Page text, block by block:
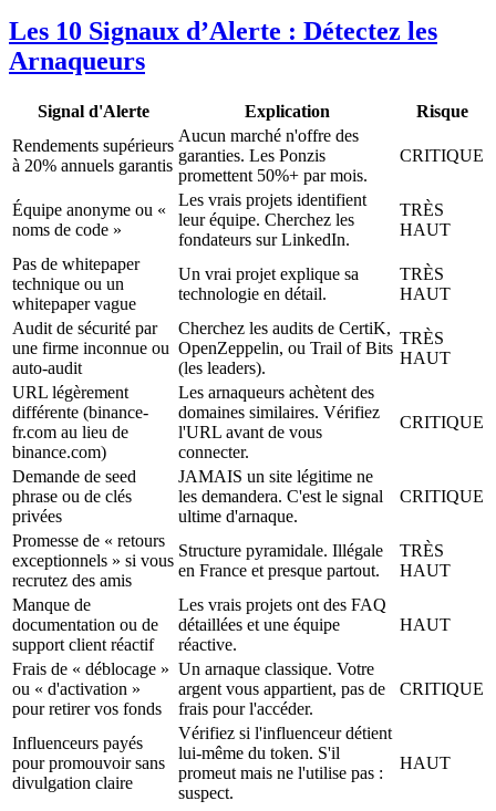
Les 10 Signaux d’Alerte : Détectez les
Arnaqueurs
Signal d'Alerte Explication
Risque
Rendements supérieurs
à 20% annuels garantis
Aucun marché n'offre des
garanties. Les Ponzis
promettent 50%+ par mois.
CRITIQUE
Équipe anonyme ou «
noms de code »
Les vrais projets identifient
leur équipe. Cherchez les
fondateurs sur LinkedIn.
TRÈS
HAUT
Pas de whitepaper
technique ou un
whitepaper vague
Un vrai projet explique sa
technologie en détail.
TRÈS
HAUT
Audit de sécurité par
une firme inconnue ou
auto-audit
Cherchez les audits de CertiK,
OpenZeppelin, ou Trail of Bits
(les leaders).
TRÈS
HAUT
URL légèrement
différente (binance-
fr.com au lieu de
binance.com)
Les arnaqueurs achètent des
domaines similaires. Vérifiez
l'URL avant de vous
connecter.
CRITIQUE
Demande de seed
phrase ou de clés
privées
JAMAIS un site légitime ne
les demandera. C'est le signal
ultime d'arnaque.
CRITIQUE
Promesse de « retours
exceptionnels » si vous
recrutez des amis
Structure pyramidale. Illégale
en France et presque partout.
TRÈS
HAUT
Manque de
documentation ou de
support client réactif
Les vrais projets ont des FAQ
détaillées et une équipe
réactive.
HAUT
Frais de « déblocage »
ou « d'activation »
pour retirer vos fonds
Un arnaque classique. Votre
argent vous appartient, pas de
frais pour l'accéder.
CRITIQUE
Influenceurs payés
pour promouvoir sans
divulgation claire
Vérifiez si l'influenceur détient
lui-même du token. S'il
promeut mais ne l'utilise pas :
suspect.
HAUT